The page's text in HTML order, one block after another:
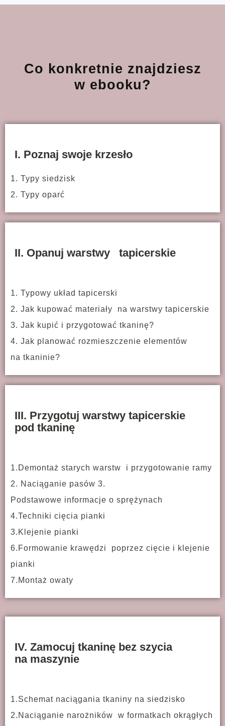
Co konkretnie znajdziesz
w ebooku?
I. Poznaj swoje krzesło
1. Typy siedzisk
2. Typy oparć
II. Opanuj warstwy tapicerskie
1. Typowy układ tapicerski
2. Jak kupować materiały na warstwy tapicerskie
3. Jak kupić i przygotować tkaninę?
4. Jak planować rozmieszczenie elementów
na tkaninie?
III. Przygotuj warstwy tapicerskie
pod tkaninę
1.Demontaż starych warstw i przygotowanie ramy
2. Naciąganie pasów 3.
Podstawowe informacje o sprężynach
4.Techniki cięcia pianki
3.Klejenie pianki
6.Formowanie krawędzi poprzez cięcie i klejenie
pianki
7.Montaż owaty
IV. Zamocuj tkaninę bez szycia
na maszynie
1.Schemat naciągania tkaniny na siedzisko
2.Naciąganie narożników w formatkach okrągłych